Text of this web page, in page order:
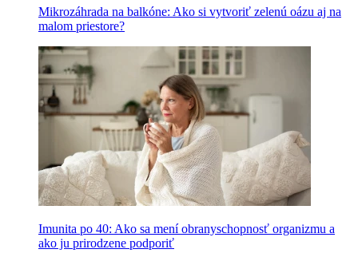
Mikrozáhrada na balkóne: Ako si vytvoriť zelenú oázu aj na
malom priestore?
Imunita po 40: Ako sa mení obranyschopnosť organizmu a
ako ju prirodzene podporiť